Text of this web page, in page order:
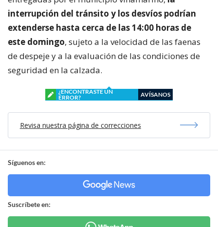
interrupción del tránsito y los desvíos podrían
extenderse hasta cerca de las 14:00 horas de
este domingo, sujeto a la velocidad de las faenas
de despeje y a la evaluación de las condiciones de
seguridad en la calzada.
¿ENCONTRASTE UN
ERROR?
AVÍSANOS
Revisa nuestra página de correcciones
Síguenos en:
Suscríbete en: